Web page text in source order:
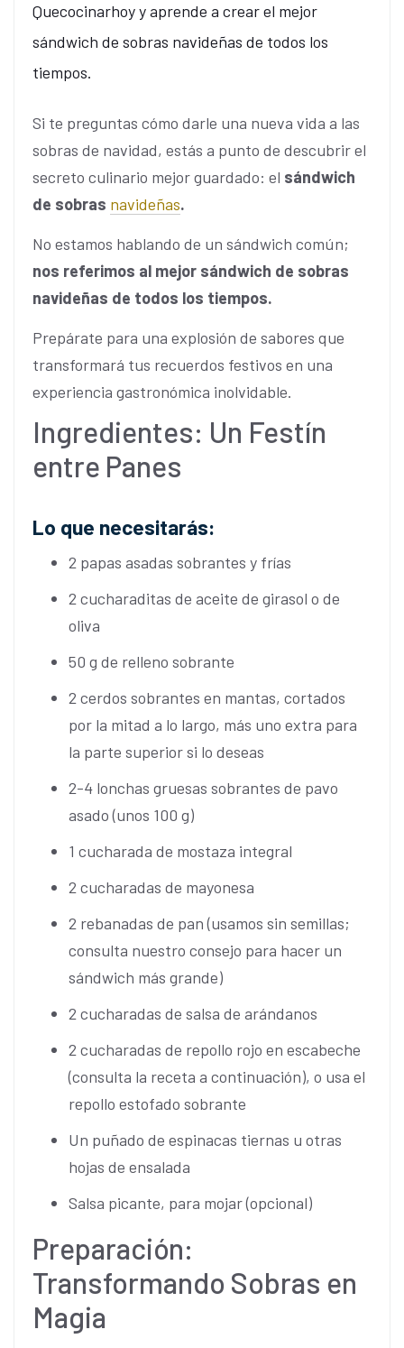
Quecocinarhoy y aprende a crear el mejor
sándwich de sobras navideñas de todos los
tiempos.
Si te preguntas cómo darle una nueva vida a las
sobras de navidad, estás a punto de descubrir el
secreto culinario mejor guardado: el sándwich
de sobras navideñas.
No estamos hablando de un sándwich común;
nos referimos al mejor sándwich de sobras
navideñas de todos los tiempos.
Prepárate para una explosión de sabores que
transformará tus recuerdos festivos en una
experiencia gastronómica inolvidable.
Ingredientes: Un Festín
entre Panes
Lo que necesitarás:
2 papas asadas sobrantes y frías
2 cucharaditas de aceite de girasol o de
oliva
50 g de relleno sobrante
2 cerdos sobrantes en mantas, cortados
por la mitad a lo largo, más uno extra para
la parte superior si lo deseas
2-4 lonchas gruesas sobrantes de pavo
asado (unos 100 g)
1 cucharada de mostaza integral
2 cucharadas de mayonesa
2 rebanadas de pan (usamos sin semillas;
consulta nuestro consejo para hacer un
sándwich más grande)
2 cucharadas de salsa de arándanos
2 cucharadas de repollo rojo en escabeche
(consulta la receta a continuación), o usa el
repollo estofado sobrante
Un puñado de espinacas tiernas u otras
hojas de ensalada
Salsa picante, para mojar (opcional)
Preparación:
Transformando Sobras en
Magia